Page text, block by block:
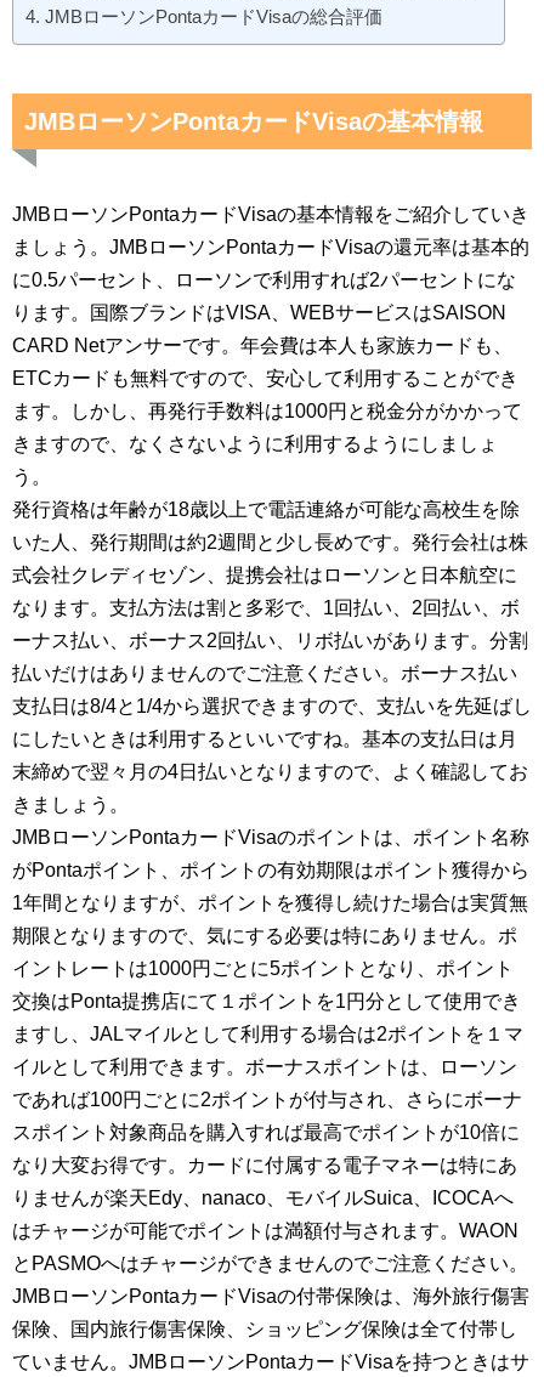
JMBローソンPontaカードVisaの総合評価
JMBローソンPontaカードVisaの基本情報
JMBローソンPontaカードVisaの基本情報をご紹介していき
ましょう。JMBローソンPontaカードVisaの還元率は基本的
に0.5パーセント、ローソンで利用すれば2パーセントにな
ります。国際ブランドはVISA、WEBサービスはSAISON
CARD Netアンサーです。年会費は本人も家族カードも、
ETCカードも無料ですので、安心して利用することができ
ます。しかし、再発行手数料は1000円と税金分がかかって
きますので、なくさないように利用するようにしましょ
う。
発行資格は年齢が18歳以上で電話連絡が可能な高校生を除
いた人、発行期間は約2週間と少し長めです。発行会社は株
式会社クレディセゾン、提携会社はローソンと日本航空に
なります。支払方法は割と多彩で、1回払い、2回払い、ボ
ーナス払い、ボーナス2回払い、リボ払いがあります。分割
払いだけはありませんのでご注意ください。ボーナス払い
支払日は8/4と1/4から選択できますので、支払いを先延ばし
にしたいときは利用するといいですね。基本の支払日は月
末締めで翌々月の4日払いとなりますので、よく確認してお
きましょう。
JMBローソンPontaカードVisaのポイントは、ポイント名称
がPontaポイント、ポイントの有効期限はポイント獲得から
1年間となりますが、ポイントを獲得し続けた場合は実質無
期限となりますので、気にする必要は特にありません。ポ
イントレートは1000円ごとに5ポイントとなり、ポイント
交換はPonta提携店にて１ポイントを1円分として使用でき
ますし、JALマイルとして利用する場合は2ポイントを１マ
イルとして利用できます。ボーナスポイントは、ローソン
であれば100円ごとに2ポイントが付与され、さらにボーナ
スポイント対象商品を購入すれば最高でポイントが10倍に
なり大変お得です。カードに付属する電子マネーは特にあ
りませんが楽天Edy、nanaco、モバイルSuica、ICOCAへ
はチャージが可能でポイントは満額付与されます。WAON
とPASMOへはチャージができませんのでご注意ください。
JMBローソンPontaカードVisaの付帯保険は、海外旅行傷害
保険、国内旅行傷害保険、ショッピング保険は全て付帯し
ていません。JMBローソンPontaカードVisaを持つときはサ